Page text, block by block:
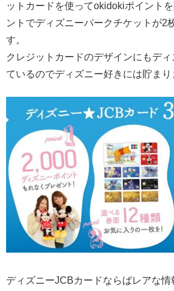
ットカードを使ってokidokiポイント
ントでディズニーパークチケットが2
す。
クレジットカードのデザインにもデ
ているのでディズニー好きには貯ま
ディズニーJCBカードならばレアな情